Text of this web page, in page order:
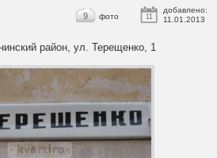
11
добавлено:
11.01.2013
9 фото
район, ул. Терещенко, 1